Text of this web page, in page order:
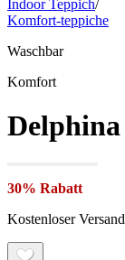
Indoor Teppich/
Komfort-teppiche
Waschbar
Komfort
Delphina
30% Rabatt
Kostenloser